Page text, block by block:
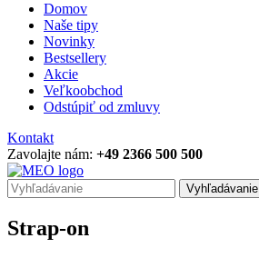
Domov
Naše tipy
Novinky
Bestsellery
Akcie
Veľkoobchod
Odstúpiť od zmluvy
Kontakt
Zavolajte nám: +49 2366 500 500
Vyhľadávanie
Strap-on